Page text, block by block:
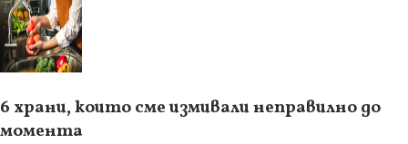
6 храни, които сме измивали неправилно до
момента